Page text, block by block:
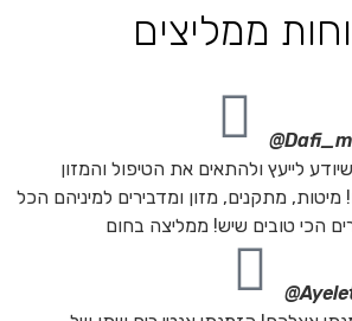
ממליצים
לייעץ ולהתאים את הטיפול והמזון
מתקנים, מזון ומדבירים למיניהם הכל
הכי טובים שיש! ממליצה בחום